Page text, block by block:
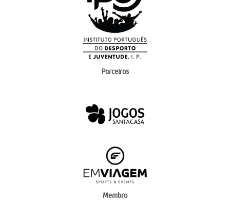
Parceiros
Membro